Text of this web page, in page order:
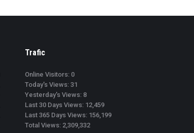
Trafic
Online Visitors: 0
Today's Views: 31
Yesterday's Views: 8
Last 30 Days Views: 12,459
Last 365 Days Views: 156,199
Total Views: 2,309,332